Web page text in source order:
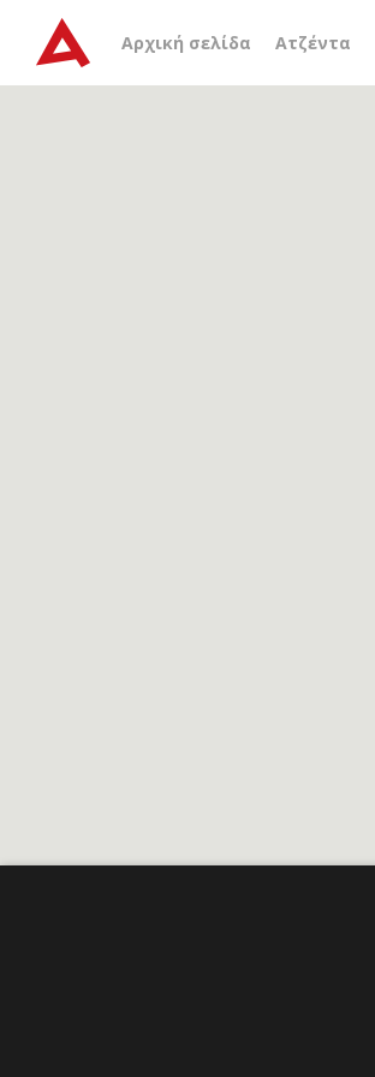
Αρχική σελίδα Ατζέντα
Αρχείο ετικέτας